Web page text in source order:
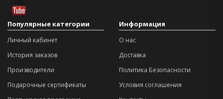
Популярные категории
Личный кабинет
История заказов
Производители
Подарочные сертификаты
Информация
О нас
Доставка
Политика Безопасности
Условия соглашения